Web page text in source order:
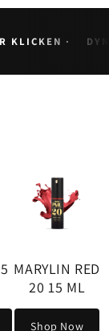
KLICKEN ·